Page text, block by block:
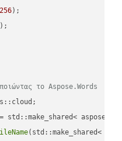
256);
);
το Aspose.Words
std::make_shared<
(std::make_shared<